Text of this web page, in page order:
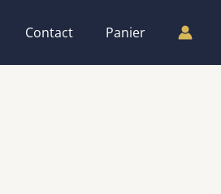
Contact Panier